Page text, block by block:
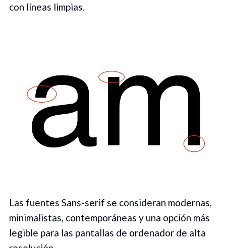
con líneas limpias.
Las fuentes Sans-serif se consideran modernas,
minimalistas, contemporáneas y una opción más
legible para las pantallas de ordenador de alta